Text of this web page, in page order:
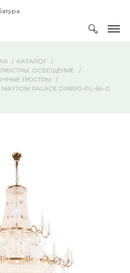
КАТАЛОГ
ЛЮСТРЫ, ОСВЕЩЕНИЕ
ЛЮСТРЫ
PALACE DIA890-PL-66-G